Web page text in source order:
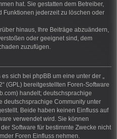
hat. Sie gestatten dem Betreiber,
Funktionen jederzeit zu löschen oder
hinaus, Ihre Beiträge abzuändern,
oder geeignet sind, dem
zuzufügen.
sich bei phpBB um eine unter der „
“ (GPL) bereitgestellten Foren-Software
handelt; deutschsprachige
deutschsprachige Community unter
Beide haben keinen Einfluss auf
verwendet wird. Sie können
Software für bestimmte Zwecke nicht
Foren Einfluss nehmen.